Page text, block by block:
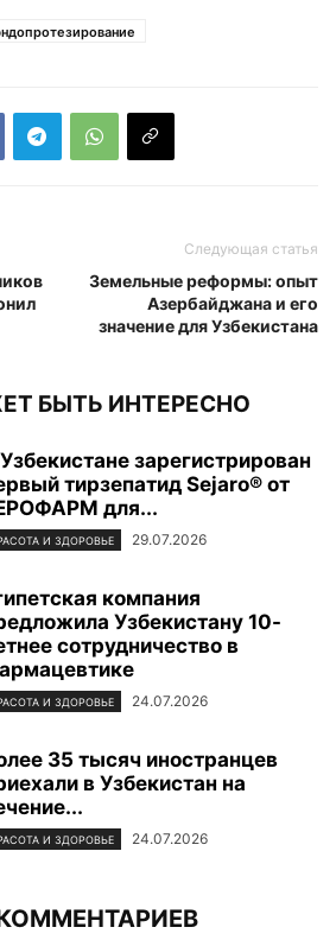
Следующая статья
Земельные реформы: опыт
Азербайджана и его
значение для Узбекистана
БЫТЬ ИНТЕРЕСНО
зарегистрирован
тирзепатид Sejaro® от
для...
И ЗДОРОВЬЕ 29.07.2026
компания
Узбекистану 10-
сотрудничество в
И ЗДОРОВЬЕ 24.07.2026
35 тысяч иностранцев
в Узбекистан на
И ЗДОРОВЬЕ 24.07.2026